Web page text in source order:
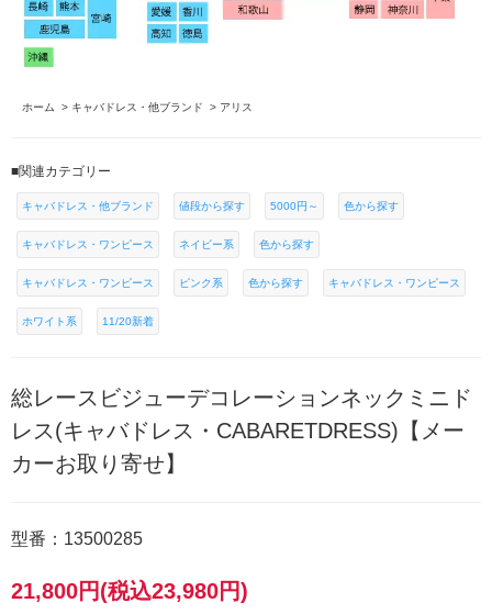
ホーム > キャバドレス・他ブランド > アリス
■関連カテゴリー
キャバドレス・他ブランド 値段から探す 5000円～ 色から探す
キャバドレス・ワンピース ネイビー系 色から探す
キャバドレス・ワンピース ピンク系 色から探す キャバドレス・ワンピース
ホワイト系 11/20新着
総レースビジューデコレーションネックミニド
レス(キャバドレス・CABARETDRESS)【メー
カーお取り寄せ】
型番：13500285
21,800円(税込23,980円)